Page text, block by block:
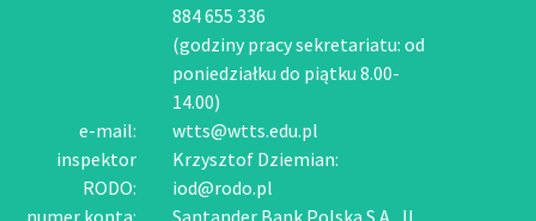
884 655 336
(godziny pracy sekretariatu: od
poniedziałku do piątku 8.00-
14.00)
e-mail:
wtts@wtts.edu.pl
inspektor
RODO:
Krzysztof Dziemian:
iod@rodo.pl
numer konta:
Santander Bank Polska S.A., II